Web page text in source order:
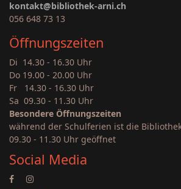
kontakt@bibliothek-arni.ch
056 648 73 13
Öffnungszeiten
Di 14.30 - 16.30 Uhr
Do 19.00 - 20.00 Uhr
Fr 14.30 - 16.30 Uhr
Sa 09.30 - 11.30 Uhr
Besondere Öffnungszeiten
während der Schulferien ist die
09.30 - 11.30 Uhr geöffnet
Social Media